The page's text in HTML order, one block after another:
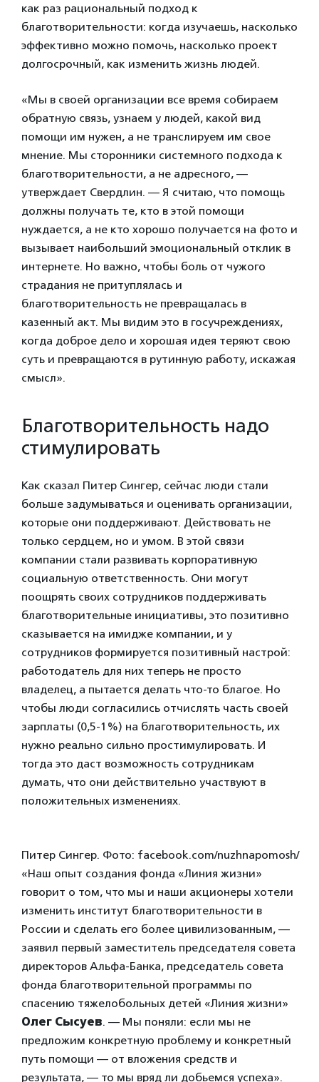
как раз рациональный подход к
благотворительности: когда изучаешь, насколько
эффективно можно помочь, насколько проект
долгосрочный, как изменить жизнь людей.
«Мы в своей организации все время собираем
обратную связь, узнаем у людей, какой вид
помощи им нужен, а не транслируем им свое
мнение. Мы сторонники системного подхода к
благотворительности, а не адресного, —
утверждает Свердлин. — Я считаю, что помощь
должны получать те, кто в этой помощи
нуждается, а не кто хорошо получается на фото и
вызывает наибольший эмоциональный отклик в
интернете. Но важно, чтобы боль от чужого
страдания не притуплялась и
благотворительность не превращалась в
казенный акт. Мы видим это в госучреждениях,
когда доброе дело и хорошая идея теряют свою
суть и превращаются в рутинную работу, искажая
смысл».
Благотворительность надо
стимулировать
Как сказал Питер Сингер, сейчас люди стали
больше задумываться и оценивать организации,
которые они поддерживают. Действовать не
только сердцем, но и умом. В этой связи
компании стали развивать корпоративную
социальную ответственность. Они могут
поощрять своих сотрудников поддерживать
благотворительные инициативы, это позитивно
сказывается на имидже компании, и у
сотрудников формируется позитивный настрой:
работодатель для них теперь не просто
владелец, а пытается делать что-то благое. Но
чтобы люди согласились отчислять часть своей
зарплаты (0,5-1%) на благотворительность, их
нужно реально сильно простимулировать. И
тогда это даст возможность сотрудникам
думать, что они действительно участвуют в
положительных изменениях.
Питер Сингер. Фото: facebook.com/nuzhnapomosh/
«Наш опыт создания фонда «Линия жизни»
говорит о том, что мы и наши акционеры хотели
изменить институт благотворительности в
России и сделать его более цивилизованным, —
заявил первый заместитель председателя совета
директоров Альфа-Банка, председатель совета
фонда благотворительной программы по
спасению тяжелобольных детей «Линия жизни»
Олег Сысуев. — Мы поняли: если мы не
предложим конкретную проблему и конкретный
путь помощи — от вложения средств и
результата, — то мы вряд ли добьемся успеха».